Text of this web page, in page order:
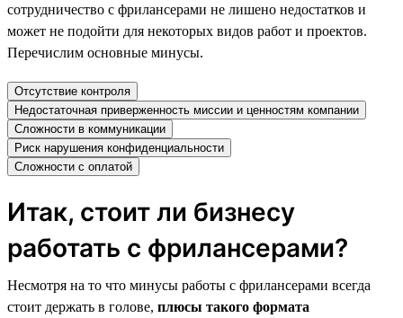
сотрудничество с фрилансерами не лишено недостатков и
может не подойти для некоторых видов работ и проектов.
Перечислим основные минусы.
Отсутствие контроля
Недостаточная приверженность миссии и ценностям компании
Сложности в коммуникации
Риск нарушения конфиденциальности
Сложности с оплатой
Итак, стоит ли бизнесу
работать с фрилансерами?
Несмотря на то что минусы работы с фрилансерами всегда
стоит держать в голове, плюсы такого формата